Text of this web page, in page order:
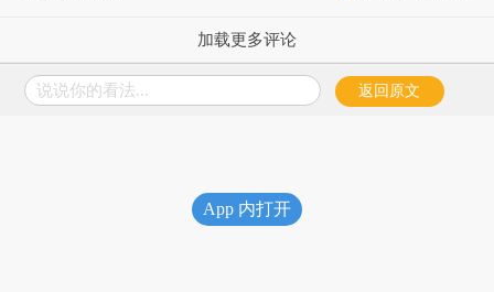
加载更多评论
说说你的看法... 返回原文
App 内打开